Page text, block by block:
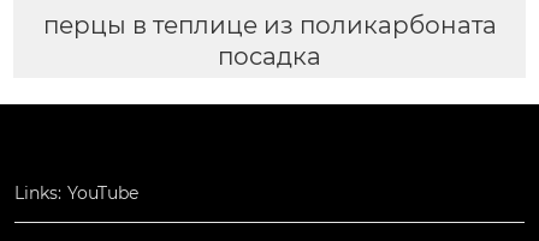
перцы в теплице из поликарбоната
посадка
Links: YouTube